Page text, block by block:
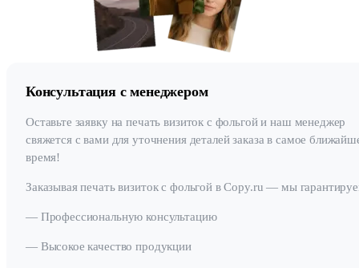
Консультация с менеджером
Оставьте заявку на печать визиток с фольгой и наш менеджер
свяжется с вами для уточнения деталей заказа в самое
время!
Заказывая печать визиток с фольгой в Copy.ru — мы
— Профессиональную консультацию
— Высокое качество продукции